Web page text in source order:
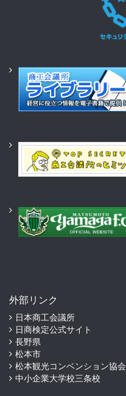
外部リンク
日本商工会議所
日商検定公式サイト
長野県
松本市
松本観光コンベンション協会
中小企業大学校三条校